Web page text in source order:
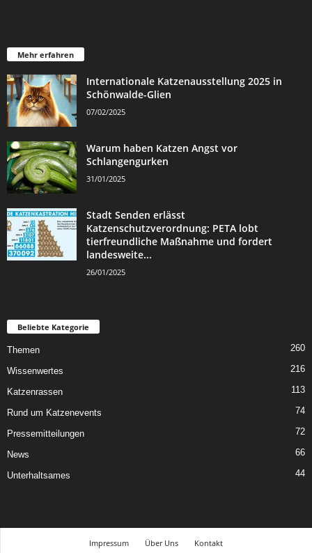
Mehr erfahren
Internationale Katzenausstellung 2025 in
Schönwalde-Glien
07/02/2025
Warum haben Katzen Angst vor
Schlangengurken
31/01/2025
Stadt Senden erlässt
Katzenschutzverordnung: PETA lobt
tierfreundliche Maßnahme und fordert
landesweite...
26/01/2025
Beliebte Kategorie
Themen 260
Wissenwertes 216
Katzenrassen 113
Rund um Katzenevents 74
Pressemitteilungen 72
News 66
Unterhaltsames 44
Impressum Über Uns Kontakt